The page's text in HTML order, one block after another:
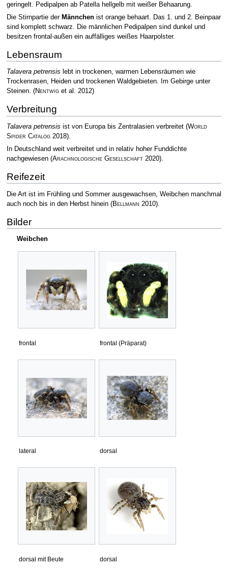
geringelt. Pedipalpen ab Patella hellgelb mit weißer Behaarung.
Die Stirnpartie der Männchenist orange behaart. Das 1. und 2. Beinpaar
sind komplett schwarz. Die männlichen Pedipalpen sind dunkel und
besitzen frontal-außen ein auffälliges weißes Haarpolster.
Lebensraum
Talavera petrensis lebt in trockenen, warmen Lebensräumen wie
Trockenrasen, Heiden und trockenen Waldgebieten. Im Gebirge unter
Steinen. (Nentwiget al. 2012)
Verbreitung
Talavera petrensis ist von Europa bis Zentralasien verbreitet (World
Spider Catalog2018).
In Deutschland weit verbreitet und in relativ hoher Funddichte
nachgewiesen (Arachnologische Gesellschaft2020).
Reifezeit
Die Art ist im Frühling und Sommer ausgewachsen, Weibchen manchmal
auch noch bis in den Herbst hinein (Bellmann 2010).
Bilder
Weibchen
frontal frontal (Präparat)
lateral dorsal
dorsal mit Beute dorsal